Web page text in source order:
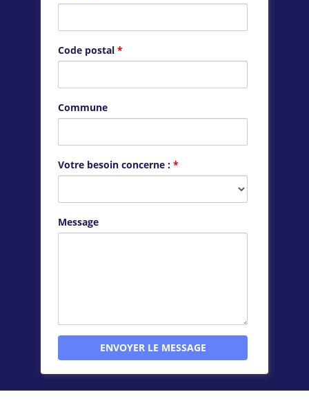
Code postal *
Commune
Votre besoin concerne : *
Message